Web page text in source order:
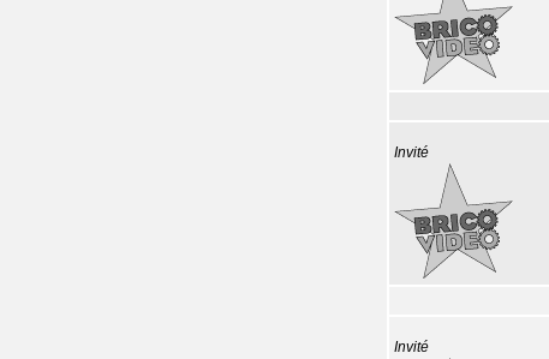
Invité
Invité